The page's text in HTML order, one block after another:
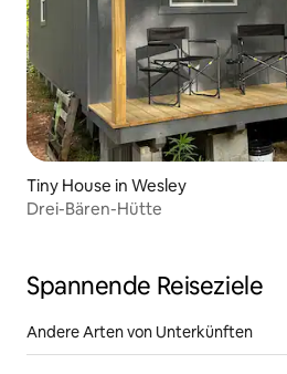
Tiny House in Wesley
Drei-Bären-Hütte
Spannende Reiseziele
Andere Arten von Unterkünften